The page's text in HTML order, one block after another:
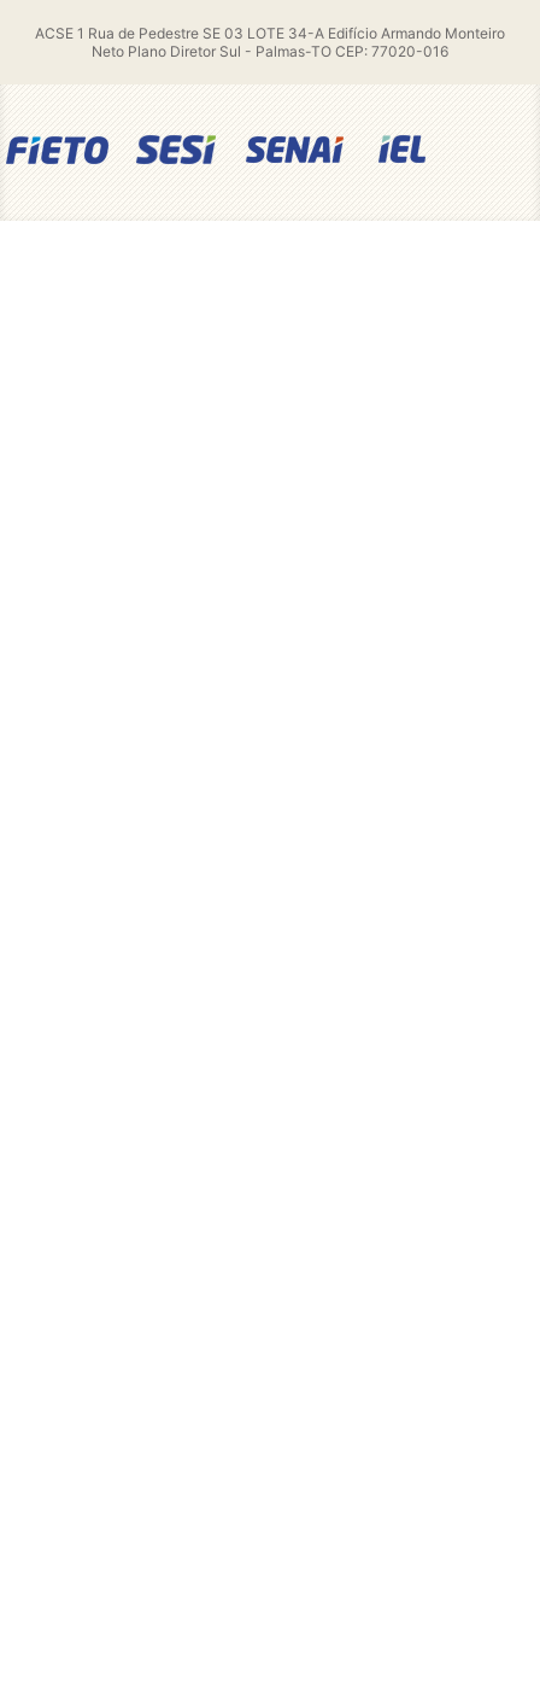
ACSE 1 Rua de Pedestre SE 03 LOTE 34-A Edifício Armando Monteiro
Neto Plano Diretor Sul - Palmas-TO CEP: 77020-016